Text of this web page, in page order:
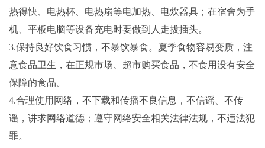
热得快、电热杯、电热扇等电加热、电炊器具；在宿舍为手
机、平板电脑等设备充电时要做到人走拔插头。
3.保持良好饮食习惯，不暴饮暴食。夏季食物容易变质，注
意食品卫生，在正规市场、超市购买食品，不食用没有安全
保障的食品。
4.合理使用网络，不下载和传播不良信息，不信谣、不传
谣，讲求网络道德；遵守网络安全相关法律法规，不违法犯
罪。